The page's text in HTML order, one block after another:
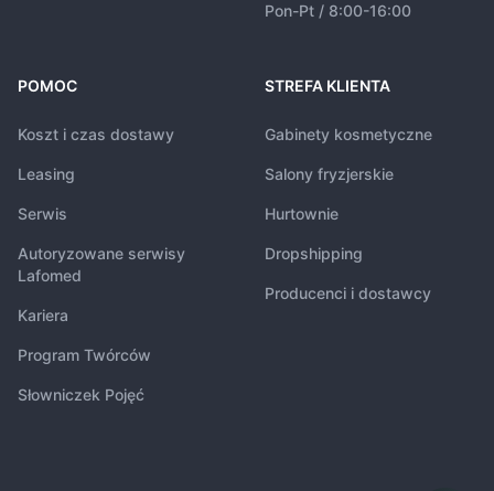
Pon-Pt / 8:00-16:00
POMOC
Koszt i czas dostawy
Leasing
Serwis
Autoryzowane serwisy
Lafomed
Kariera
Program Twórców
Słowniczek Pojęć
STREFA KLIENTA
Gabinety kosmetyczne
Salony fryzjerskie
Hurtownie
Dropshipping
Producenci i dostawcy